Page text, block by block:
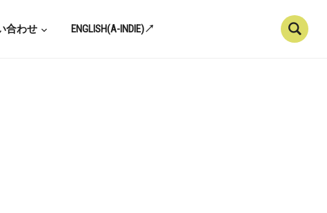
合わせ ENGLISH(A-INDIE)↗